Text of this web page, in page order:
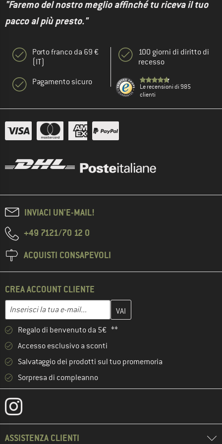
"Faremo del nostro meglio affinché tu riceva il tuo
pacco al più presto."
Porto franco da 69 €
(IT)
Pagamento sicuro
100 giorni di diritto di
recesso
Le recensioni di 985
clienti
INVIACI UN'E-MAIL!
+49 7121/70 12 0
ACQUISTI CONSAPEVOLI
CREA ACCOUNT CLIENTE
Indirizzo e-mail
Inserisci qui il tuo indirizzo e-mail e crea il tuo account cliente
Regalo di benvenuto da 5€ **
Accesso esclusivo a sconti
Salvataggio dei prodotti sul tuo promemoria
Sorpresa di compleanno
ASSISTENZA CLIENTI